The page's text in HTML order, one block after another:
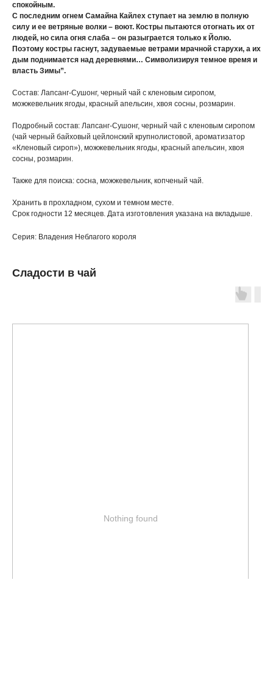
спокойным.
С последним огнем Самайна Кайлех ступает на землю в полную
силу и ее ветряные волки – воют. Костры пытаются отогнать их от
людей, но сила огня слаба – он разыграется только к Йолю.
Поэтому костры гаснут, задуваемые ветрами мрачной старухи, а их
дым поднимается над деревнями… Символизируя темное время и
власть Зимы”.
Состав: Лапсанг-Сушонг, черный чай с кленовым сиропом,
можжевельник ягоды, красный апельсин, хвоя сосны, розмарин.
Подробный состав: Лапсанг-Сушонг, черный чай с кленовым сиропом
(чай черный байховый цейлонский крупнолистовой, ароматизатор
«Кленовый сироп»), можжевельник ягоды, красный апельсин, хвоя
сосны, розмарин.
Также для поиска: сосна, можжевельник, копченый чай.
Хранить в прохладном, сухом и темном месте.
Срок годности 12 месяцев. Дата изготовления указана на вкладыше.
Серия: Владения Неблагого короля
Сладости в чай
Nothing found